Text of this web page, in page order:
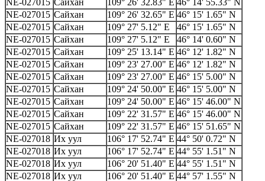
NE-027015 Сайхан 109° 26' 32.83" E 46° 14' 55.33" N
NE-027015 Сайхан 109° 26' 32.65" E 46° 15' 1.65" N
NE-027015 Сайхан 109° 27' 5.12" E
46° 15' 1.65" N
NE-027015 Сайхан 109° 27' 5.12" E
46° 14' 0.60" N
NE-027015 Сайхан 109° 25' 13.14" E 46° 12' 1.82" N
NE-027015 Сайхан 109° 23' 27.00" E 46° 12' 1.82" N
NE-027015 Сайхан 109° 23' 27.00" E 46° 15' 5.00" N
NE-027015 Сайхан 109° 24' 50.00" E 46° 15' 5.00" N
NE-027015 Сайхан 109° 24' 50.00" E 46° 15' 46.00" N
NE-027015 Сайхан 109° 22' 31.57" E 46° 15' 46.00" N
NE-027015 Сайхан 109° 22' 31.57" E 46° 15' 51.65" N
NE-027018 Их уул 106° 17' 52.74" E 44° 50' 0.72" N
NE-027018 Их уул 106° 17' 52.74" E 44° 55' 1.51" N
NE-027018 Их уул 106° 20' 51.40" E 44° 55' 1.51" N
NE-027018 Их уул 106° 20' 51.40" E 44° 57' 1.55" N